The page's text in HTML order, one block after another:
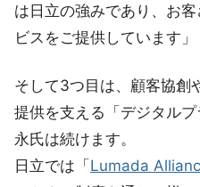
は日立の強みであり、お
ビスをご提供しています」
そして3つ目は、顧客協創
提供を支える「デジタル
永氏は続けます。
日立では「Lumada